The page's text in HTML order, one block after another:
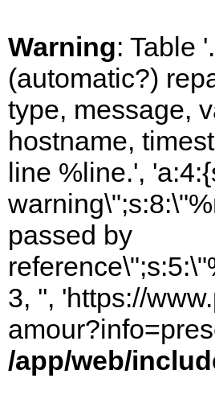
Warning: Table
(automatic?)
type, message,
hostname,
line %line.',
passed by
3, '', 'https://
/app/web/